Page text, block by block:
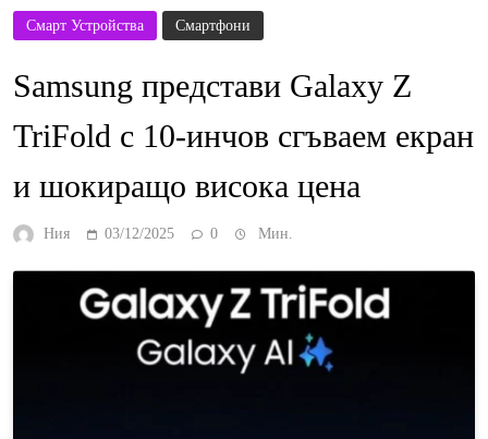
Смарт Устройства Смартфони
Samsung представи Galaxy Z
TriFold с 10-инчов сгъваем екран
и шокиращо висока цена
Ния 03/12/2025 0 Мин.